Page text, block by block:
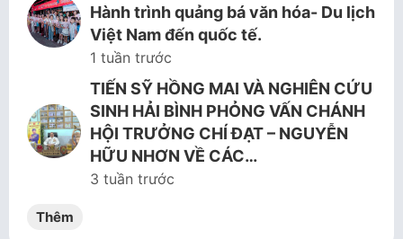
Hành trình quảng bá văn hóa- Du lịch
Việt Nam đến quốc tế.
1 tuần trước
TIẾN SỸ HỒNG MAI VÀ NGHIÊN CỨU
SINH HẢI BÌNH PHỎNG VẤN CHÁNH
HỘI TRƯỞNG CHÍ ĐẠT – NGUYỄN
HỮU NHƠN VỀ CÁC…
3 tuần trước
Thêm